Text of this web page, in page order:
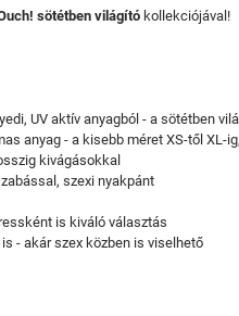
sötétben világító kollekciójával!
UV aktív anyagból - a sötétben
anyag - a kisebb méret XS-től XL-
kivágásokkal
szexi nyakpánt
is kiváló választás
- akár szex közben is viselhető